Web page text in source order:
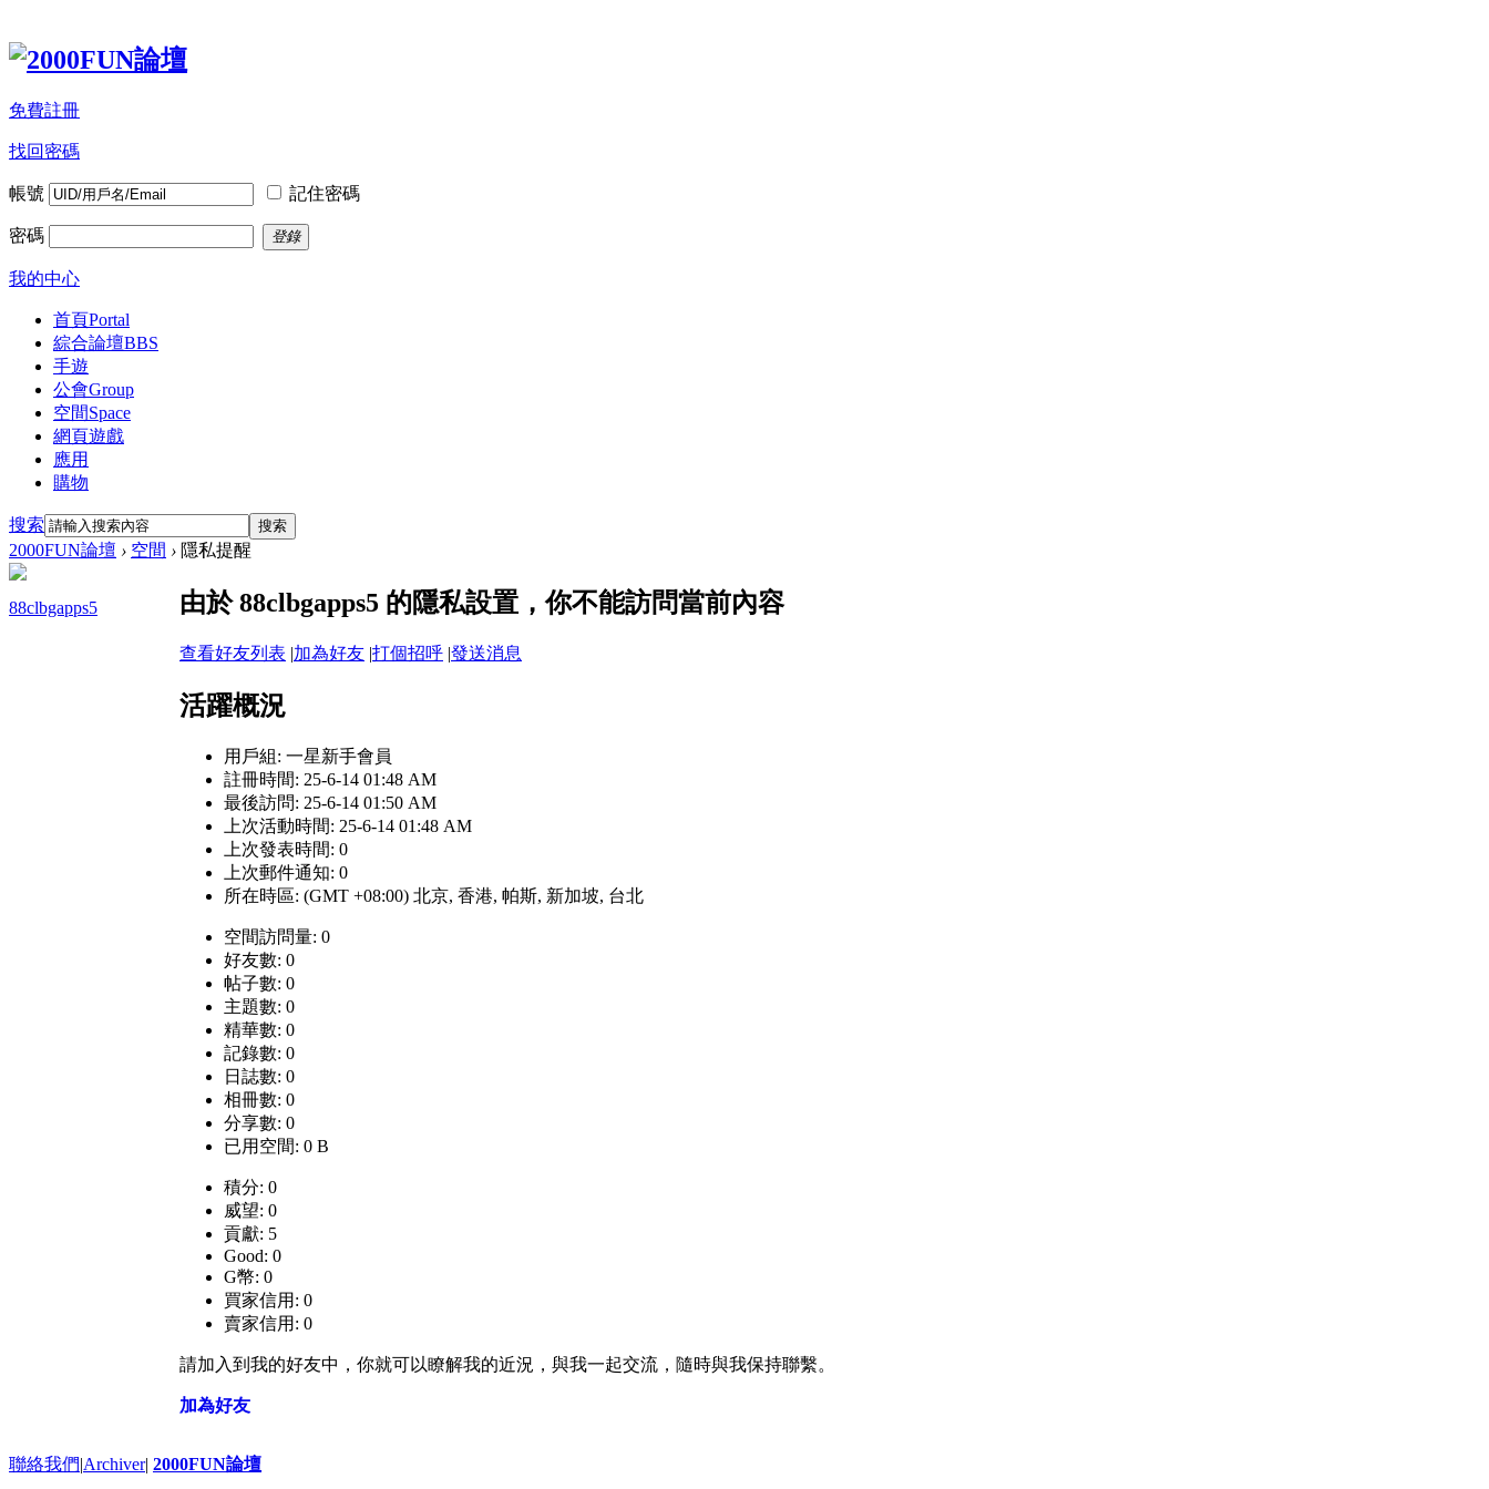
免費註冊
找回密碼
帳號 記住密碼
密碼 登錄
我的中心
首頁Portal
綜合論壇BBS
手遊
公會Group
空間Space
網頁遊戲
應用
購物
搜索 搜索
2000FUN論壇 › 空間 › 隱私提醒
88clbgapps5 由於 88clbgapps5 的隱私設置，你不能訪問當前內容
查看好友列表 |加為好友 |打個招呼 |發送消息
活躍概況
用戶組: 一星新手會員
註冊時間: 25-6-14 01:48 AM
最後訪問: 25-6-14 01:50 AM
上次活動時間: 25-6-14 01:48 AM
上次發表時間: 0
上次郵件通知: 0
所在時區: (GMT +08:00) 北京, 香港, 帕斯, 新加坡, 台北
空間訪問量: 0
好友數: 0
帖子數: 0
主題數: 0
精華數: 0
記錄數: 0
日誌數: 0
相冊數: 0
分享數: 0
已用空間: 0 B
積分: 0
威望: 0
貢獻: 5
Good: 0
G幣: 0
買家信用: 0
賣家信用: 0
請加入到我的好友中，你就可以瞭解我的近況，與我一起交流，隨時與我保持聯繫。
加為好友
聯絡我們|Archiver| 2000FUN論壇